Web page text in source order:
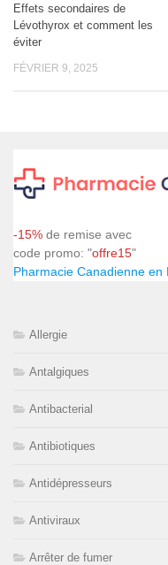
Effets secondaires de
Lévothyrox et comment les
éviter
FÉVRIER 9, 2025
-15% de remise avec
code promo: "offre15"
Pharmacie Canadienne en
Allergie
Antalgiques
Antibacterial
Antibiotiques
Antidépresseurs
Antiviraux
Arrêter de fumer